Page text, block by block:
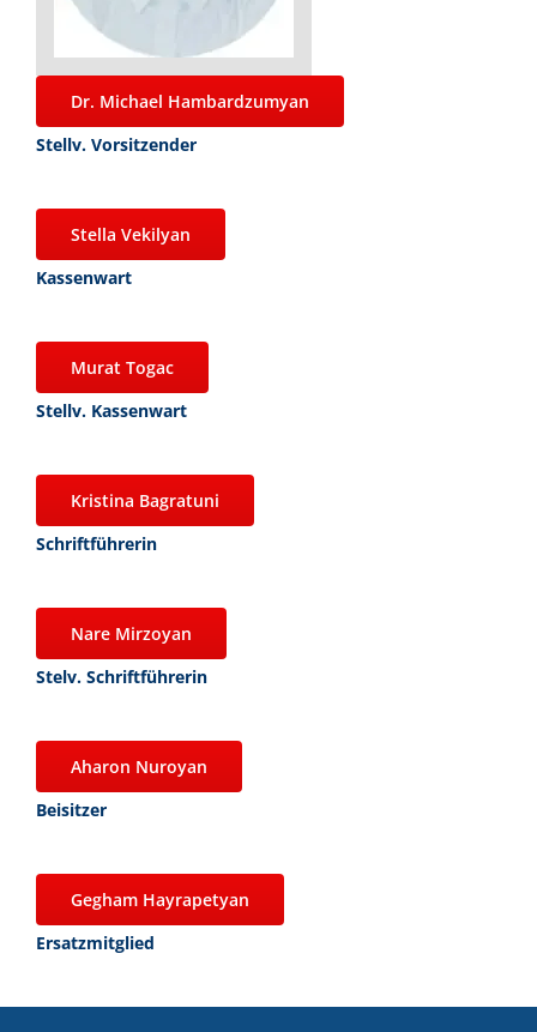
Dr. Michael Hambardzumyan
Stellv. Vorsitzender
Stella Vekilyan
Kassenwart
Murat Togac
Stellv. Kassenwart
Kristina Bagratuni
Schriftführerin
Nare Mirzoyan
Stelv. Schriftführerin
Aharon Nuroyan
Beisitzer
Gegham Hayrapetyan
Ersatzmitglied